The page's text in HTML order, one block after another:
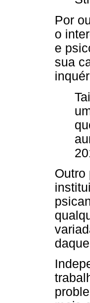
Por
o
e
sua
Outro